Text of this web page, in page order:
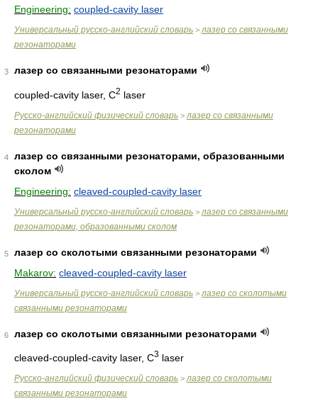
Engineering: coupled-cavity laser
Универсальный русско-английский словарь > лазер со связанными
резонаторами
3 лазер со связанными резонаторами
coupled-cavity laser, C2 laser
Русско-английский физический словарь > лазер со связанными
резонаторами
4
лазер со связанными резонаторами, образованными
сколом
Engineering: cleaved-coupled-cavity laser
Универсальный русско-английский словарь > лазер со связанными
резонаторами, образованными сколом
5
лазер со сколотыми связанными резонаторами
Makarov: cleaved-coupled-cavity laser
Универсальный русско-английский словарь > лазер со сколотыми
связанными резонаторами
6 лазер со сколотыми связанными резонаторами
cleaved-coupled-cavity laser, C3 laser
Русско-английский физический словарь > лазер со сколотыми
связанными резонаторами